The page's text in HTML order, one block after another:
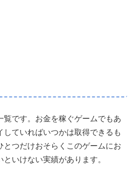
覧です。お金を稼ぐゲームでもあ
していればいつかは取得できるも
とつだけおそらくこのゲームにお
いけない実績があります。